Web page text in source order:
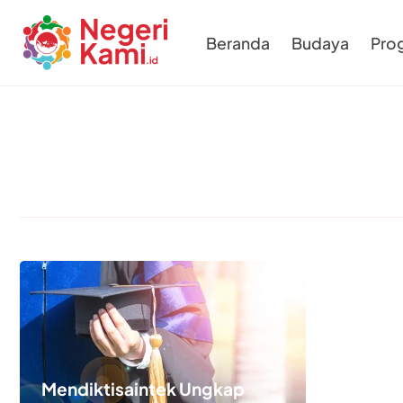
Beranda Budaya
Mendiktisaintek Ungkap